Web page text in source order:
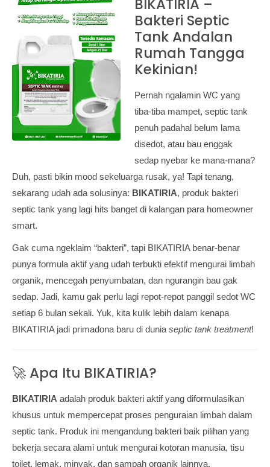
BIKATIRIA –
Bakteri Septic
Tank Andalan
Rumah Tangga
Kekinian!
Pernah ngalamin WC yang
tiba-tiba mampet, septic tank
penuh padahal belum lama
disedot, atau bau enggak
sedap nyebar ke mana-mana?
Duh, pasti bikin mood sekeluarga rusak, ya! Tapi tenang,
sekarang udah ada solusinya: BIKATIRIA, produk bakteri
septic tank yang lagi hits banget di kalangan para homeowner
smart.
Gak cuma ngeklaim “bakteri”, tapi BIKATIRIA benar-benar
punya formula aktif yang udah terbukti efektif mengurai limbah
organik, mencegah penyumbatan, dan ngurangin bau gak
sedap. Jadi, kamu gak perlu lagi repot-repot panggil sedot WC
setiap 6 bulan sekali. Yuk, kita kulik lebih dalam kenapa
BIKATIRIA jadi primadona baru di dunia septic tank treatment!
🚀 Apa Itu BIKATIRIA?
BIKATIRIA adalah produk bakteri aktif yang diformulasikan
khusus untuk mempercepat proses penguraian limbah dalam
septic tank. Produk ini mengandung bakteri baik pilihan yang
bekerja secara alami untuk mengurai kotoran manusia, tisu
toilet, lemak, minyak, dan sampah organik lainnya.